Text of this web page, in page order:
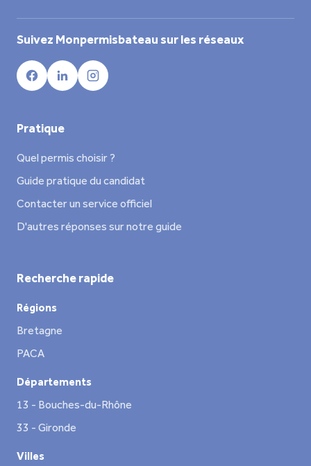
Suivez Monpermisbateau sur les réseaux
Pratique
Quel permis choisir ?
Guide pratique du candidat
Contacter un service officiel
D'autres réponses sur notre guide
Recherche rapide
Régions
Bretagne
PACA
Départements
13 - Bouches-du-Rhône
33 - Gironde
Villes